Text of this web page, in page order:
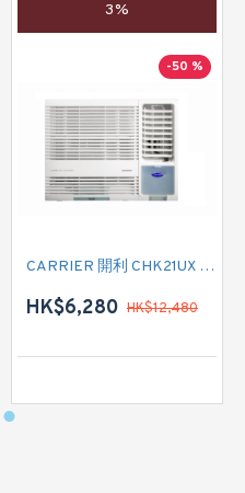
3%
-50 %
CARRIER 開利 CHK21UX 二匹半 變頻淨冷窗口式冷氣機 (附遙控)
HK$6,280 HK$12,480